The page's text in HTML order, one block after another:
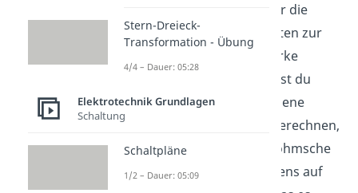
Jetzt weißt du bestens über die
verschiedenen Möglichkeiten zur
Berechnung der Stromstärke
Bescheid! Außerdem kannst du
durch verschiedene gegebene
Größen die Stromstärke berechnen,
beispielsweise durch das ohmsche
Dreieck. Das basiert übrigens auf
Stern-Dreieck-
Transformation - Übung
4/4 – Dauer: 05:28
Elektrotechnik Grundlagen
Schaltung
Schaltpläne
1/2 – Dauer: 05:09